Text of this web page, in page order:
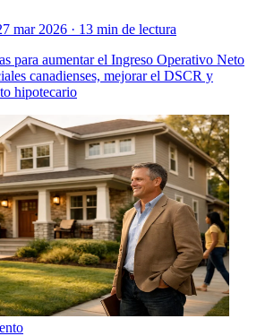
mar 2026 · 13 min de lectura
para aumentar el Ingreso Operativo Neto
canadienses, mejorar el DSCR y
hipotecario